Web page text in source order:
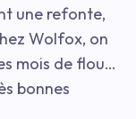
une refonte,
Wolfox, on
mois de flou…
bonnes